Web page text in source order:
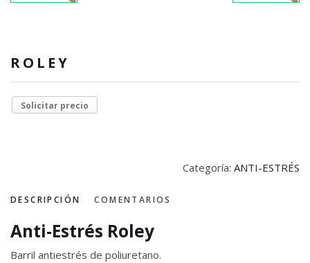
ROLEY
Solicitar precio
Categoría: ANTI-ESTRÉS
DESCRIPCIÓN COMENTARIOS
Anti-Estrés Roley
Barril antiestrés de poliuretano.